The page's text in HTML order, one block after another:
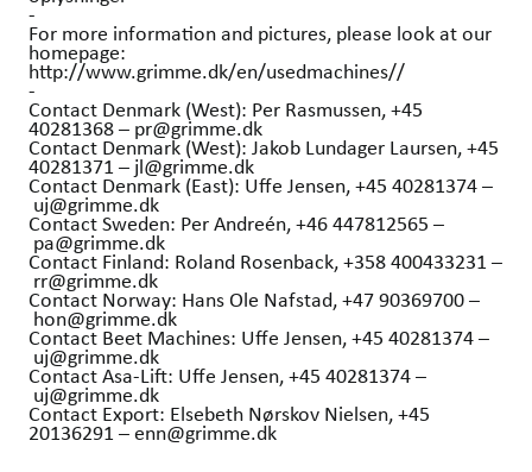
-
For more information and pictures, please look at our
homepage:
http://www.grimme.dk/en/usedmachines//
-
Contact Denmark (West): Per Rasmussen, +45
40281368 – pr@grimme.dk
Contact Denmark (West): Jakob Lundager Laursen, +45
40281371 – jl@grimme.dk
Contact Denmark (East): Uffe Jensen, +45 40281374 –
uj@grimme.dk
Contact Sweden: Per Andreén, +46 447812565 –
pa@grimme.dk
Contact Finland: Roland Rosenback, +358 400433231 –
rr@grimme.dk
Contact Norway: Hans Ole Nafstad, +47 90369700 –
hon@grimme.dk
Contact Beet Machines: Uffe Jensen, +45 40281374 –
uj@grimme.dk
Contact Asa-Lift: Uffe Jensen, +45 40281374 –
uj@grimme.dk
Contact Export: Elsebeth Nørskov Nielsen, +45
20136291 – enn@grimme.dk